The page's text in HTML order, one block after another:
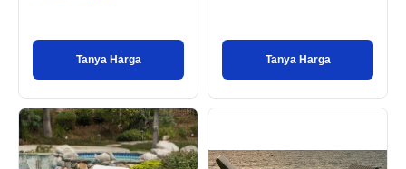
Tanya Harga Tanya Harga